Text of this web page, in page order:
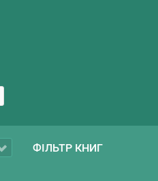
ФІЛЬТР КНИГ